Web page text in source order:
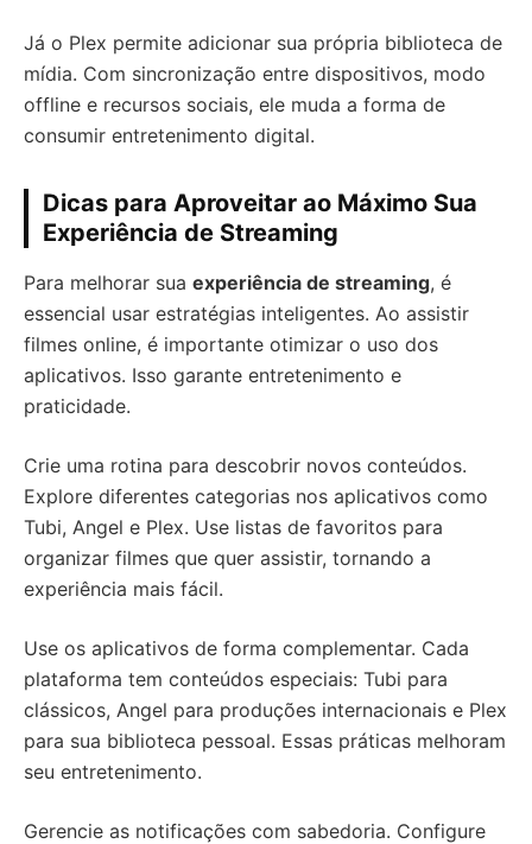
Já o Plex permite adicionar sua própria biblioteca de
mídia. Com sincronização entre dispositivos, modo
offline e recursos sociais, ele muda a forma de
consumir entretenimento digital.
Dicas para Aproveitar ao Máximo Sua
Experiência de Streaming
Para melhorar sua experiência de streaming, é
essencial usar estratégias inteligentes. Ao assistir
filmes online, é importante otimizar o uso dos
aplicativos. Isso garante entretenimento e
praticidade.
Crie uma rotina para descobrir novos conteúdos.
Explore diferentes categorias nos aplicativos como
Tubi, Angel e Plex. Use listas de favoritos para
organizar filmes que quer assistir, tornando a
experiência mais fácil.
Use os aplicativos de forma complementar. Cada
plataforma tem conteúdos especiais: Tubi para
clássicos, Angel para produções internacionais e Plex
para sua biblioteca pessoal. Essas práticas melhoram
seu entretenimento.
Gerencie as notificações com sabedoria. Configure